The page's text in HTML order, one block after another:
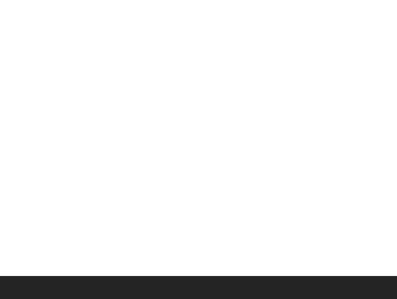
Digital i Democràtica